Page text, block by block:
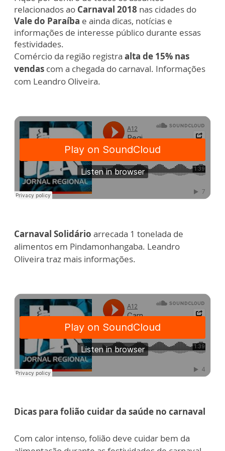
relacionados ao Carnaval 2018 nas cidades do
Vale do Paraíba e ainda dicas, notícias e
informações de interesse público durante essas
festividades.
Comércio da região registra alta de 15% nas
vendas com a chegada do carnaval. Informações
com Leandro Oliveira.
Carnaval Solidário arrecada 1 tonelada de
alimentos em Pindamonhangaba. Leandro
Oliveira traz mais informações.
Dicas para folião cuidar da saúde no carnaval
Com calor intenso, folião deve cuidar bem da